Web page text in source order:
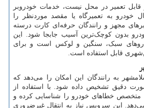
تعمیر در محل نیست، خدمات خودروبر
خودرو به تعمیرگاه یا مقصد موردنظر را
مجهز و رانندگان حرفه‌ای کارت درسته
بدون کوچک‌ترین آسیب جابجا شود. این
سبک، سنگین و لوکس است و برای
قابل استفاده است.
به رانندگان این امکان را می‌دهد که
دقیق تشخیص داده شود. با استفاده از
متخصص خطاهای خودرو را شناسایی کرده و
این سرویس نیاز به انتقال غیرضروری